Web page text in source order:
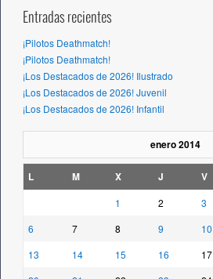
Entradas recientes
¡Pilotos Deathmatch!
¡Pilotos Deathmatch!
¡Los Destacados de 2026! Ilustrado
¡Los Destacados de 2026! Juvenil
¡Los Destacados de 2026! Infantil
enero 2014
L M X J V
1 2 3
6
7 8 9 10
13
14 15 16 17